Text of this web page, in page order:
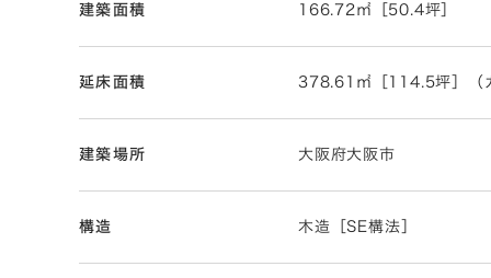
建築面積 166.72㎡［50.4坪］
延床面積 378.61㎡［114.5坪］（
建築場所 大阪府大阪市
構造 木造［SE構法］